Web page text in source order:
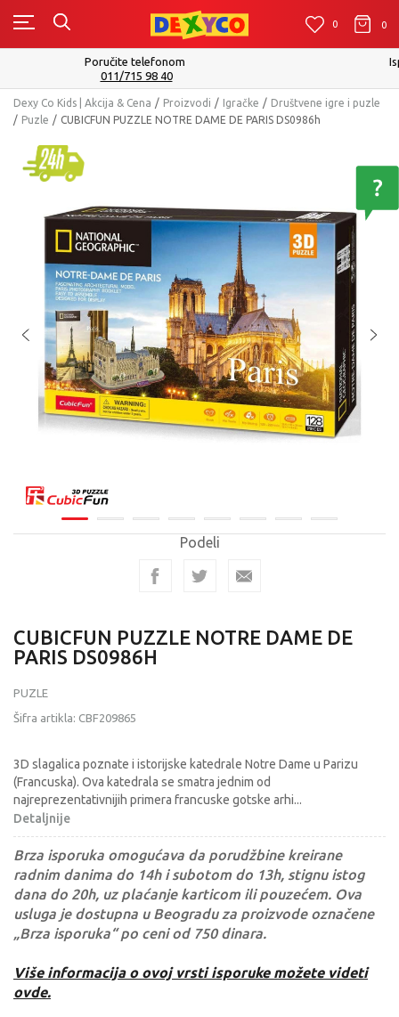
0 0 0
Isporuku možete očekivati u roku od 2 do 4 radna dana!
Pogledaj više
Dexy Co Kids | Akcija & Cena Proizvodi Igračke
Društvene igre i puzle
Puzle
CUBICFUN PUZZLE NOTRE DAME DE PARIS DS0986h
Podeli
CUBICFUN PUZZLE NOTRE DAME DE
PARIS DS0986H
PUZLE
Šifra artikla: CBF209865
3D slagalica poznate i istorijske katedrale Notre Dame u Parizu
(Francuska). Ova katedrala se smatra jednim od
najreprezentativnijih primera francuske gotske arhi...
Detaljnije
Brza isporuka omogućava da porudžbine kreirane
radnim danima do 14h i subotom do 13h, stignu istog
dana do 20h, uz plaćanje karticom ili pouzećem. Ova
usluga je dostupna u Beogradu za proizvode označene
„Brza isporuka“ po ceni od 750 dinara.
Više informacija o ovoj vrsti isporuke možete videti
ovde.